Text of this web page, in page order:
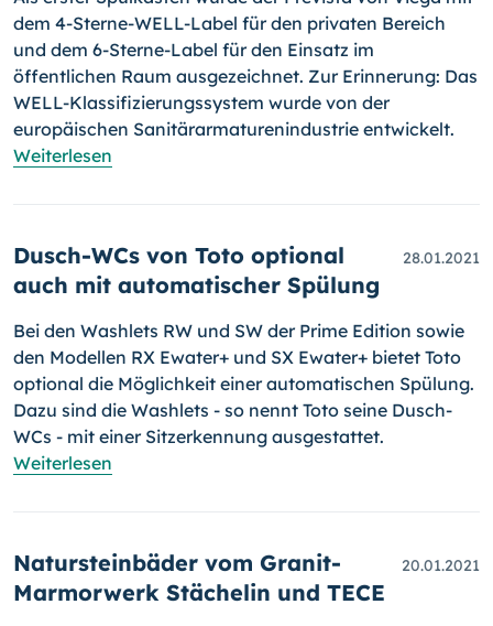
dem 4-Sterne-WELL-Label für den privaten Bereich
und dem 6-Sterne-Label für den Einsatz im
öffentlichen Raum ausgezeichnet. Zur Erinnerung: Das
WELL-Klassifizierungssystem wurde von der
europäischen Sanitärarmaturenindustrie entwickelt.
Weiterlesen
Dusch-WCs von Toto optional
auch mit automatischer Spülung
28.01.2021
Bei den Washlets RW und SW der Prime Edition sowie
den Modellen RX Ewater+ und SX Ewater+ bietet Toto
optional die Möglichkeit einer auto­ma­ti­schen Spülung.
Dazu sind die Washlets - so nennt Toto seine Dusch-
WCs - mit einer Sitzerkennung ausgestattet.
Weiterlesen
Natursteinbäder vom Granit-
Marmorwerk Stächelin und TECE
20.01.2021